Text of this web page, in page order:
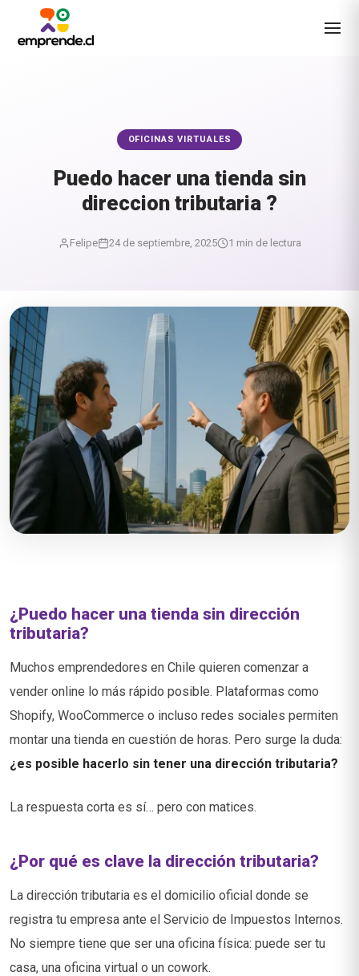
OFICINAS VIRTUALES
Puedo hacer una tienda sin
direccion tributaria ?
Felipe 24 de septiembre, 2025 1 min de lectura
¿Puedo hacer una tienda sin dirección
tributaria?
Muchos emprendedores en Chile quieren comenzar a
vender online lo más rápido posible. Plataformas como
Shopify, WooCommerce o incluso redes sociales permiten
montar una tienda en cuestión de horas. Pero surge la duda:
¿es posible hacerlo sin tener una dirección tributaria?
La respuesta corta es sí… pero con matices.
¿Por qué es clave la dirección tributaria?
La dirección tributaria es el domicilio oficial donde se
registra tu empresa ante el Servicio de Impuestos Internos.
No siempre tiene que ser una oficina física: puede ser tu
casa, una oficina virtual o un cowork.